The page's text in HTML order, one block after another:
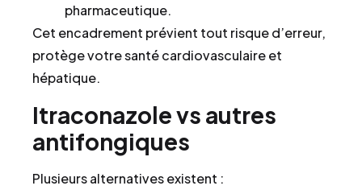
pharmaceutique.
Cet encadrement prévient tout risque d’erreur,
protège votre santé cardiovasculaire et
hépatique.
Itraconazole vs autres
antifongiques
Plusieurs alternatives existent :